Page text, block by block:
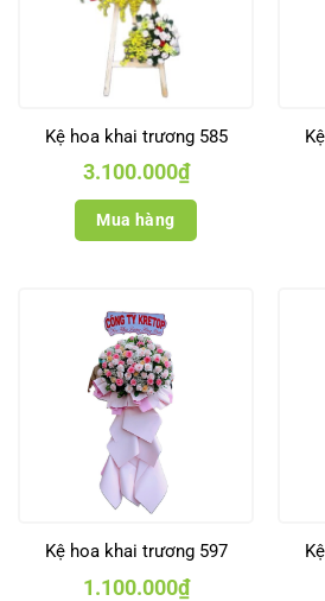
Kệ hoa khai trương 585
3.100.000₫
Mua hàng
Kệ hoa khai trương 597
1.100.000₫